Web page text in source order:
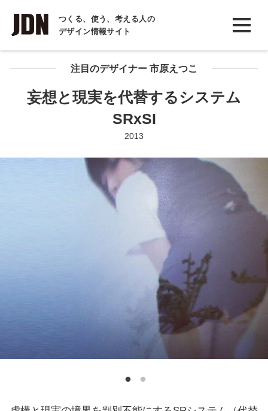
つくる、使う、考える人の
デザイン情報サイト
INTERVIEW
インタビュー
REPORT注目のデザイナー 市原えつこ
妄想と現実を代替するシステム
SRxSI
2013